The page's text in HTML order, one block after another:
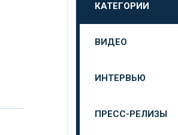
КАТЕГОРИИ
ВИДЕО
ИНТЕРВЬЮ
ПРЕСС-РЕЛИЗЫ